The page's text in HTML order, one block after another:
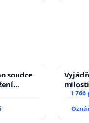
soudce
1 766